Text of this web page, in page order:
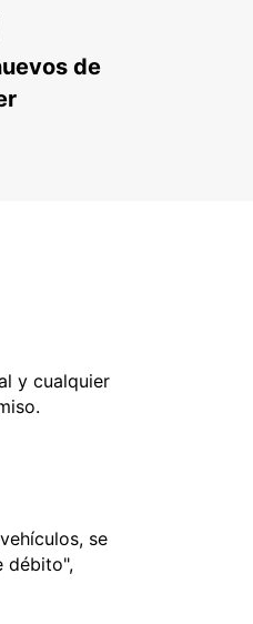
de
y cualquier
se
débito",